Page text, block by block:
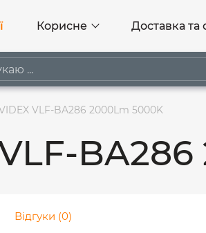
Корисне Доставка та
VLF-BA286 2000Lm 5000K
Відгуки (0)